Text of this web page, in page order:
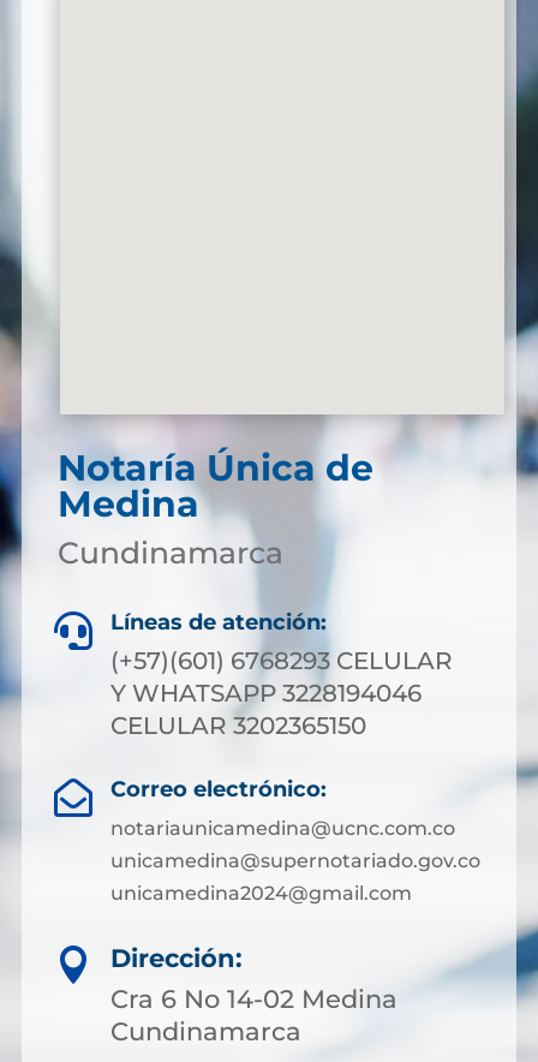
Notaría Única de
Medina
Cundinamarca
 Líneas de atención:
(+57)(601) 6768293 CELULAR
Y WHATSAPP 3228194046
CELULAR 3202365150
 Correo electrónico:
notariaunicamedina@ucnc.com.co
unicamedina@supernotariado.gov.co
unicamedina2024@gmail.com

Dirección:
Cra 6 No 14-02 Medina
Cundinamarca